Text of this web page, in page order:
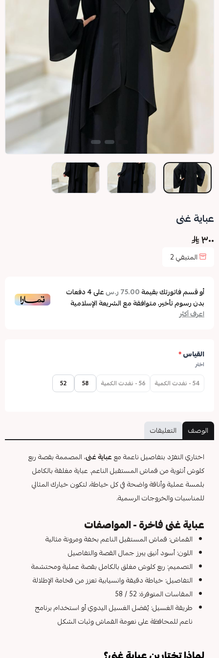
عباية غنى
٣٠٠
المتبقي2
أو قسم فاتورتك بقيمة75.00 ر.س على4دفعات
بدون رسوم تأخير، متوافقة مع الشريعة الإسلامية
اعرف أكثر
القياس*
اختر
54 - نفدت الكمية 56 - نفدت الكمية 58
52
الوصف التعليقات
اختاري التفرّد بتفاصيل ناعمة مععباية غنى، المصممة بقصة ربع
كلوش أنثوية من قماش المستقبل الناعم. عباية مغلقة بالكامل
بلمسة عملية وأناقة واضحة في كل خياطة، لتكون خيارك المثالي
للمناسبات والخروجات الرسمية.
عباية غنى فاخرة - المواصفات
القماش: قماش المستقبل الناعم بخفة ومرونة مثالية
اللون: أسود أنيق يبرز جمال القصة والتفاصيل
التصميم: ربع كلوش مغلق بالكامل بقصة عملية ومحتشمة
التفاصيل: خياطة دقيقة وانسيابية تعزز من فخامة الإطلالة
المقاسات المتوفرة: 52 / 58
طريقة الغسيل: يُفضل الغسيل اليدوي أو استخدام برنامج
ناعم للمحافظة على نعومة القماش وثبات الشكل